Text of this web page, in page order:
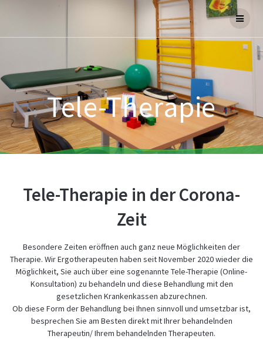
content
Tele-Therapie
Tele-Therapie in der Corona-
Zeit
Besondere Zeiten eröffnen auch ganz neue Möglichkeiten der
Therapie. Wir Ergotherapeuten haben seit November 2020 wieder die
Möglichkeit, Sie auch über eine sogenannte Tele-Therapie (Online-
Konsultation) zu behandeln und diese Behandlung mit den
gesetzlichen Krankenkassen abzurechnen.
Ob diese Form der Behandlung bei Ihnen sinnvoll und umsetzbar ist,
besprechen Sie am Besten direkt mit Ihrer behandelnden
Therapeutin/ Ihrem behandelnden Therapeuten.